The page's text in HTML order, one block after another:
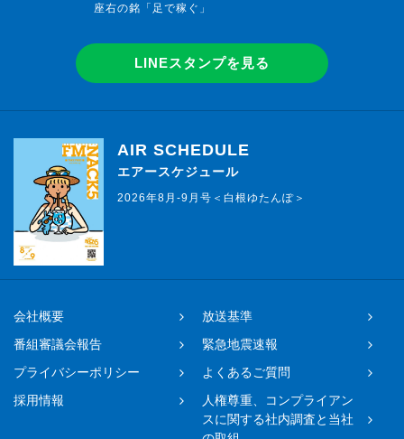
座右の銘「足で稼ぐ」
LINEスタンプを見る
AIR SCHEDULE
エアースケジュール
2026年8月-9月号＜白根ゆたんぽ＞
会社概要
放送基準
番組審議会報告
緊急地震速報
プライバシーポリシー
よくあるご質問
採用情報
人権尊重、コンプライアン
スに関する社内調査と当社